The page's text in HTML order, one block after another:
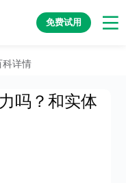
免费试用
科详情
吗？和实体